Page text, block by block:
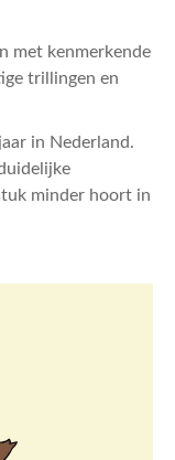
met kenmerkende
trillingen en
in Nederland.
minder hoort in